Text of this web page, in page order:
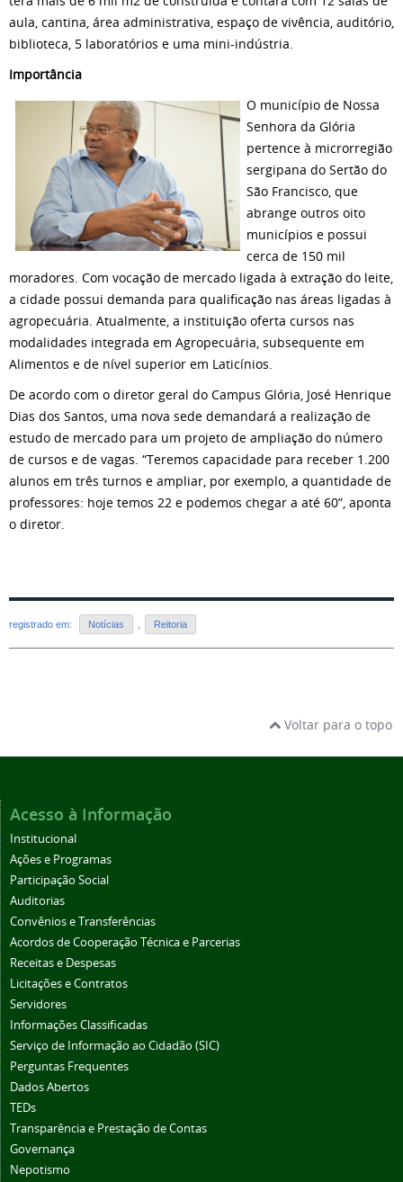
aula, cantina, área administrativa, espaço de vivência, auditório,
biblioteca, 5 laboratórios e uma mini-indústria.
Importância
O município de Nossa
Senhora da Glória
pertence à microrregião
sergipana do Sertão do
São Francisco, que
abrange outros oito
municípios e possui
cerca de 150 mil
moradores. Com vocação de mercado ligada à extração do leite,
a cidade possui demanda para qualificação nas áreas ligadas à
agropecuária. Atualmente, a instituição oferta cursos nas
modalidades integrada em Agropecuária, subsequente em
Alimentos e de nível superior em Laticínios.
De acordo com o diretor geral do Campus Glória, José Henrique
Dias dos Santos, uma nova sede demandará a realização de
estudo de mercado para um projeto de ampliação do número
de cursos e de vagas. “Teremos capacidade para receber 1.200
alunos em três turnos e ampliar, por exemplo, a quantidade de
professores: hoje temos 22 e podemos chegar a até 60”, aponta
o diretor.
registrado em: Notícias Reitoria
Voltar para o topo
Acesso à Informação
Institucional
Ações e Programas
Participação Social
Auditorias
Convênios e Transferências
Acordos de Cooperação Técnica e Parcerias
Receitas e Despesas
Licitações e Contratos
Servidores
Informações Classificadas
Serviço de Informação ao Cidadão (SIC)
Perguntas Frequentes
Dados Abertos
TEDs
Transparência e Prestação de Contas
Governança
Nepotismo